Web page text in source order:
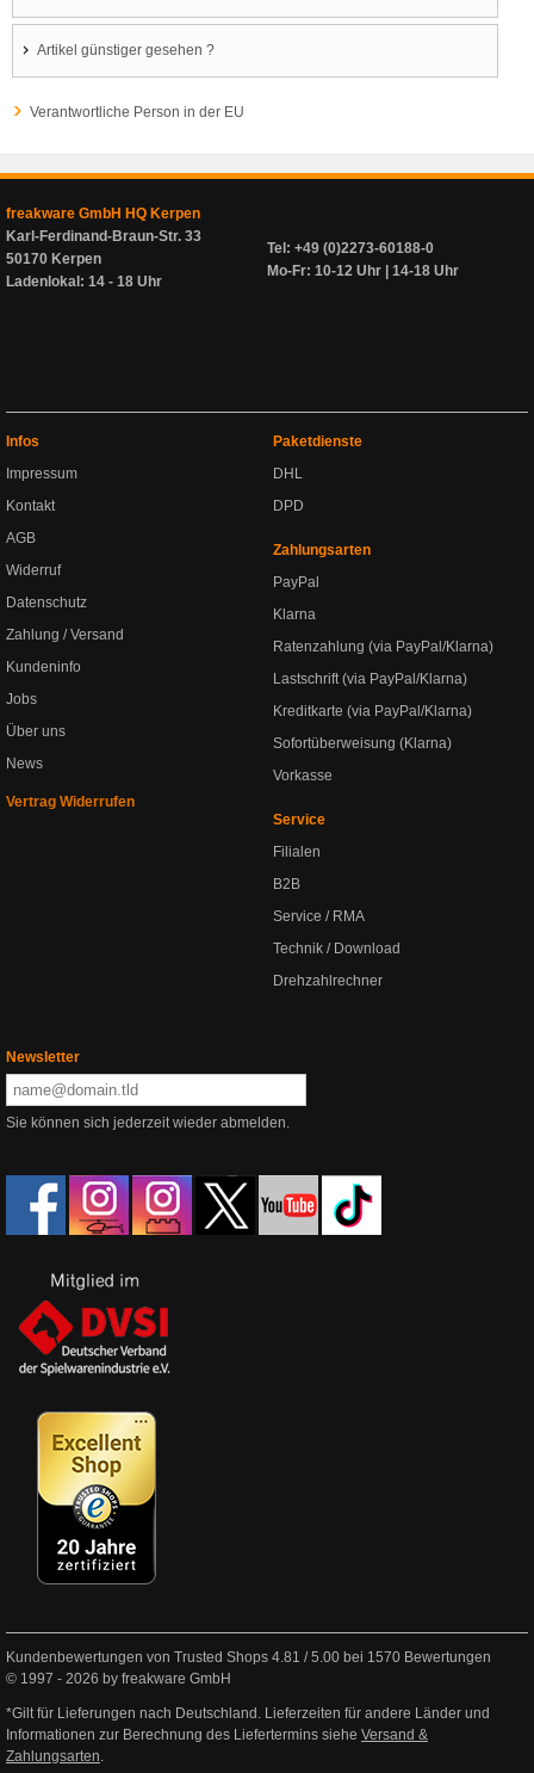
Artikel günstiger gesehen ?
Verantwortliche Person in der EU
freakware GmbH HQ Kerpen
Karl-Ferdinand-Braun-Str. 33
50170 Kerpen
Ladenlokal: 14 - 18 Uhr
Tel: +49 (0)2273-60188-0
Mo-Fr: 10-12 Uhr | 14-18 Uhr
Infos
Impressum
Kontakt
AGB
Widerruf
Datenschutz
Zahlung / Versand
Kundeninfo
Jobs
Über uns
News
Vertrag Widerrufen
Paketdienste
DHL
DPD
Zahlungsarten
PayPal
Klarna
Ratenzahlung (via PayPal/Klarna)
Lastschrift (via PayPal/Klarna)
Kreditkarte (via PayPal/Klarna)
Sofortüberweisung (Klarna)
Vorkasse
Service
Filialen
B2B
Service / RMA
Technik / Download
Drehzahlrechner
Newsletter
Sie können sich jederzeit wieder abmelden.
Kundenbewertungen von Trusted Shops 4.81 /5.00 bei 1570 Bewertungen
© 1997 - 2026 by freakware GmbH
*Gilt für Lieferungen nach Deutschland. Lieferzeiten für andere Länder und
Informationen zur Berechnung des Liefertermins siehe Versand &
Zahlungsarten.